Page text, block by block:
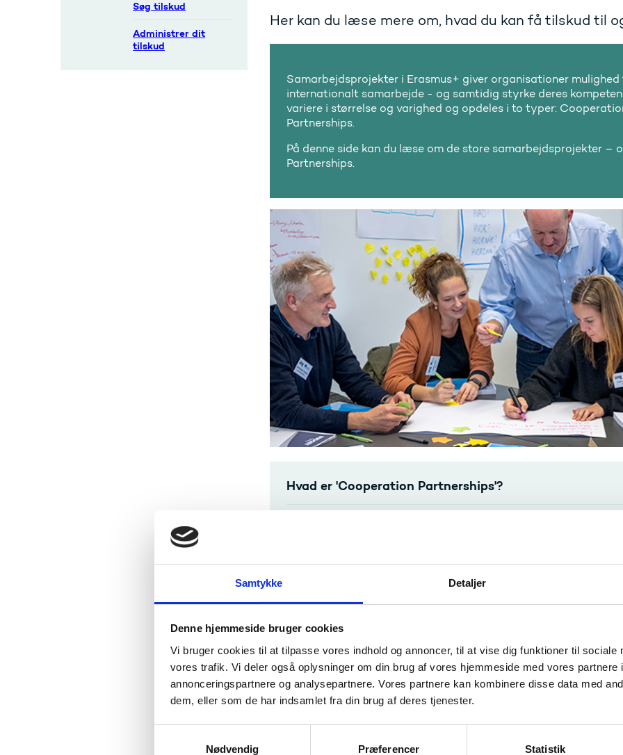
Samtykke Detaljer
Denne hjemmeside bruger cookies
Vi bruger cookies til at tilpasse vores indhold og annoncer, til at vise dig funktioner til sociale
vores trafik. Vi deler også oplysninger om din brug af vores hjemmeside med vores partnere
annonceringspartnere og analysepartnere. Vores partnere kan kombinere disse data med
dem, eller som de har indsamlet fra din brug af deres tjenester.
Nødvendig Præferencer Statistik
Søg tilskud
Administrer dit
tilskud
Her kan du læse mere om, hvad du kan få tilskud til
Samarbejdsprojekter i Erasmus+ giver organisationer
internationalt samarbejde - og samtidig styrke deres
variere i størrelse og varighed og opdeles i to typer:
Partnerships.
På denne side kan du læse om de store samarbejdsprojekter –
Partnerships.
Hvad er 'Cooperation Partnerships'?
Hvilke aktiviteter indgår typisk?
Hvem kan søge?
Hvor længe varer et projekt?
Hvor mange penge uddeles?
Inspiration til samarbejdsprojekter